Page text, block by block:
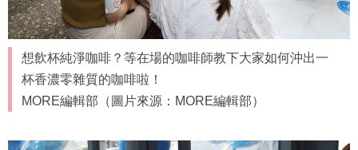
想飲杯純淨咖啡？等在場的咖啡師教下大家如何沖出一
杯香濃零雜質的咖啡啦！
MORE編輯部（圖片來源：MORE編輯部）